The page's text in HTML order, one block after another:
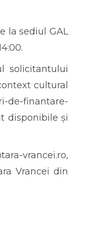
la sediul GAL
solicitantului
cultural
de-finantare-
disponibile și
vrancei.ro,
Vrancei din